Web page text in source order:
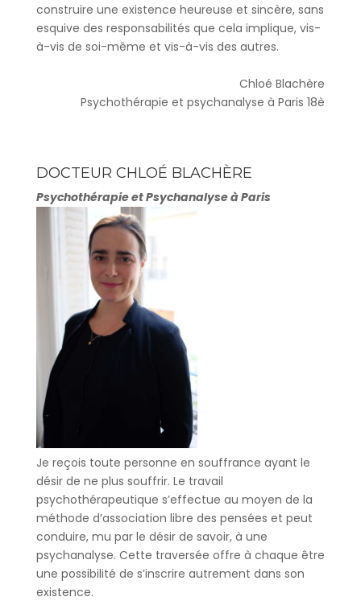
construire une existence heureuse et sincère, sans
esquive des responsabilités que cela implique, vis-
à-vis de soi-même et vis-à-vis des autres.
Chloé Blachère
Psychothérapie et psychanalyse à Paris 18è
DOCTEUR CHLOÉ BLACHÈRE
Psychothérapie et Psychanalyse à Paris
Je reçois toute personne en souffrance ayant le
désir de ne plus souffrir. Le travail
psychothérapeutique s’effectue au moyen de la
méthode d’association libre des pensées et peut
conduire, mu par le désir de savoir, à une
psychanalyse. Cette traversée offre à chaque être
une possibilité de s’inscrire autrement dans son
existence.